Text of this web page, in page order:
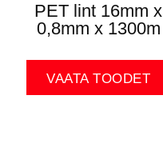
PET lint 16mm x
0,8mm x 1300m
VAATA TOODET